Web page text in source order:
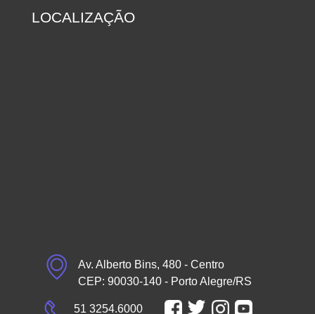
LOCALIZAÇÃO
Av. Alberto Bins, 480 - Centro
CEP: 90030-140 - Porto Alegre/RS
51 3254.6000